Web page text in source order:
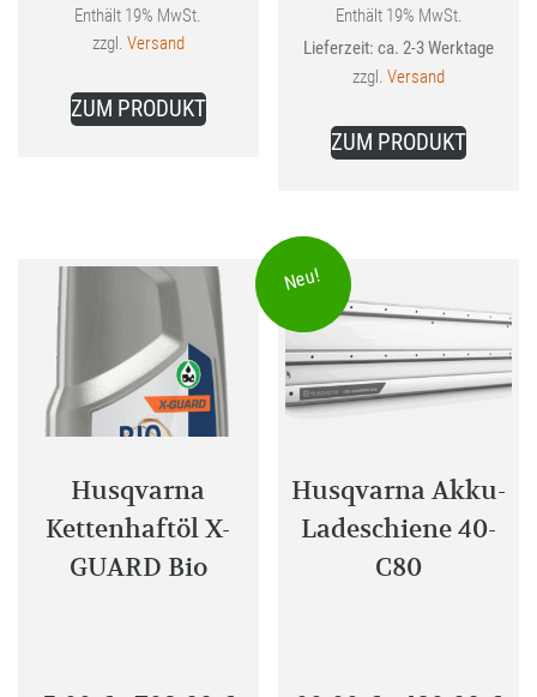
Enthält 19% MwSt.
zzgl. Versand
ZUM PRODUKT
war:
19,99 €
Aktueller
Preis
18,99 €.
Enthält 19% MwSt.
Lieferzeit: ca. 2-3 Werktage
zzgl.Versand
ZUM PRODUKT
Husqvarna
Kettenhaftöl X-
GUARD Bio
Neu!
Husqvarna Akku-
Ladeschiene 40-
C80